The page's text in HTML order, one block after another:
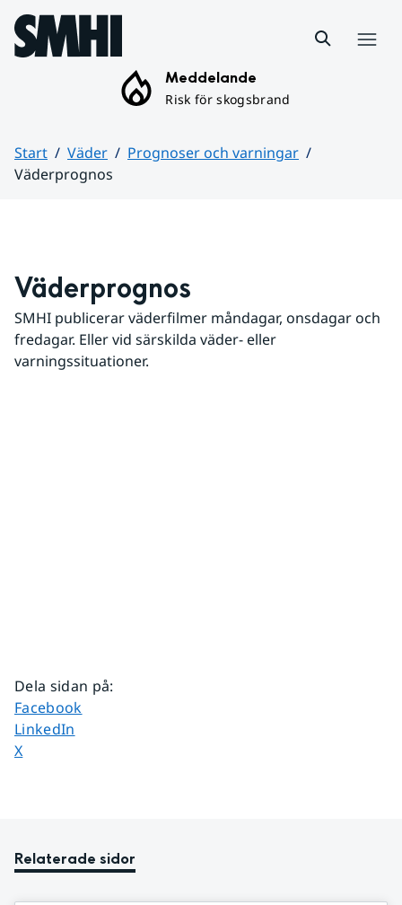
Hoppa till sidans innehåll
Meddelande
Risk för skogsbrand
Start Väder
Prognoser och varningar
Väderprognos
Väderprognos
SMHI publicerar väderfilmer måndagar, onsdagar och
fredagar. Eller vid särskilda väder- eller
varningssituationer.
Dela sidan på:
Dela sidan på
Facebook
Dela sidan på
LinkedIn
Dela sidan på
X
Relaterade sidor